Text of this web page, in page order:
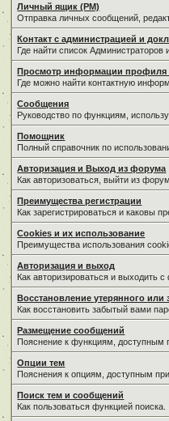
Личный ящик (PM)
Отправка личных сообщений,
Контакт с администрацией и
Где найти список
Просмотр информации профиля
Где можно найти контактную
Сообщения
Руководство по функциям,
Помощник
Полный справочник по
Авторизация и Выход из форума
Как авторизоваться, выйти из
Преимущества регистрации
Как зарегистрироваться и каковы
Cookies и их использование
Преимущества использования
Авторизация и выход
Как авторизироваться и выходить
Восстановление утерянного или
Как восстановить забытый вами
Размещение сообщений
Пояснение к функциям,
Опции тем
Пояснения к опциям, доступным
Поиск тем и сообщений
Как пользоваться функцией поиска.